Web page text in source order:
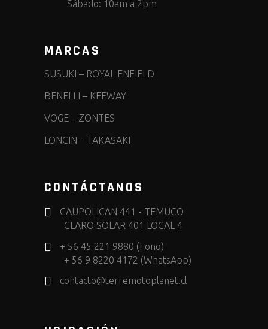
Sábado: 10am a 2pm
MARCAS
SUSUKI – ROYAL ENFIELD
BENELLI – KEEWAY
VOGE – ZONTES
LONCIN – TAKASAKI
CONTÁCTANOS
CAUPOLICAN 441 - TEMUCO
CLARO SOLAR 401 LOCAL 4
+ 56 45 221 9880 (Fono)
+ 56 9 8220 4172 (WhatsApp)
contacto@terremotoplanet.cl